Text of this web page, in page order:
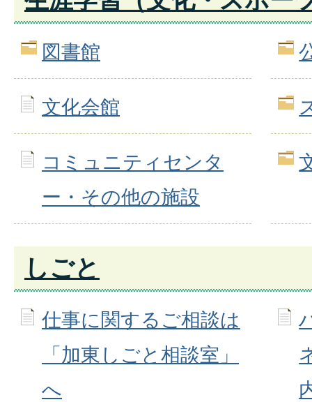
図書館
文化会館
コミュニティセンタ
ー・その他の施設
しごと
仕事に関するご相談は
「加東しごと相談室」
へ